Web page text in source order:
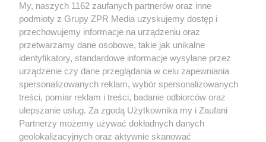
Żaden utwór zamieszczony w serwisie nie może być powielany i
rozpowszechniany lub dalej rozpowszechniany w jakikolwiek sposób (w
tym także elektroniczny lub mechaniczny) na jakimkolwiek polu
eksploatacji w jakiejkolwiek formie, włącznie z umieszczaniem w Internecie
bez pisemnej zgody właściciela praw. Jakiekolwiek użycie lub
wykorzystanie utworów w całości lub w części z naruszeniem prawa, tzn.
bez właściwej zgody, jest zabronione pod groźbą kary i może być ścigane
prawnie.
My, naszych 1162 zaufanych partnerów oraz inne
podmioty z Grupy ZPR Media uzyskujemy dostęp i
przechowujemy informacje na urządzeniu oraz
przetwarzamy dane osobowe, takie jak unikalne
identyfikatory, standardowe informacje wysyłane przez
urządzenie czy dane przeglądania w celu zapewniania
spersonalizowanych reklam, wybór spersonalizowanych
treści, pomiar reklam i treści, badanie odbiorców oraz
ulepszanie usług. Za zgodą Użytkownika my i Zaufani
Partnerzy możemy używać dokładnych danych
geolokalizacyjnych oraz aktywnie skanować